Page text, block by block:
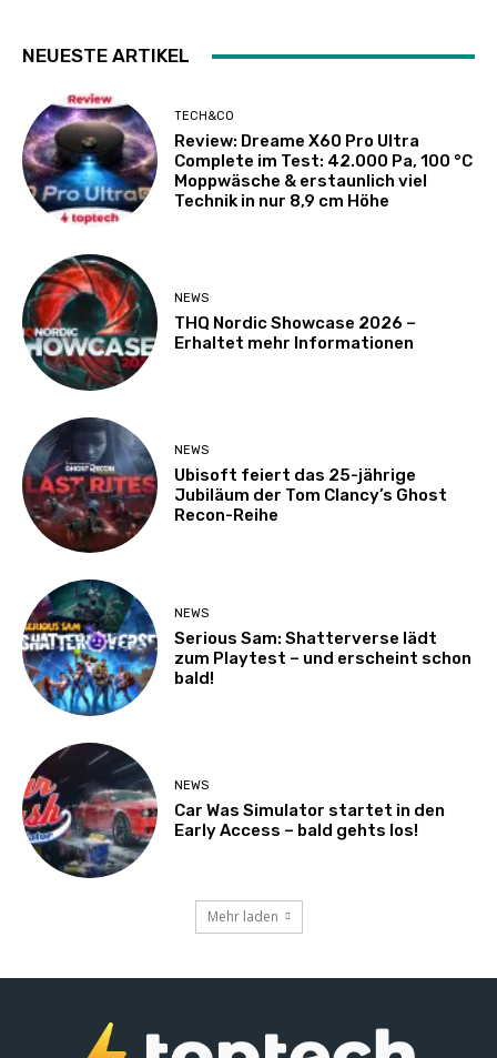
NEUESTE ARTIKEL
TECH&CO
Review: Dreame X60 Pro Ultra
Complete im Test: 42.000 Pa, 100 °C
Moppwäsche & erstaunlich viel
Technik in nur 8,9 cm Höhe
NEWS
THQ Nordic Showcase 2026 –
Erhaltet mehr Informationen
NEWS
Ubisoft feiert das 25-jährige
Jubiläum der Tom Clancy’s Ghost
Recon-Reihe
NEWS
Serious Sam: Shatterverse lädt
zum Playtest – und erscheint schon
bald!
NEWS
Car Was Simulator startet in den
Early Access – bald gehts los!
Mehr laden